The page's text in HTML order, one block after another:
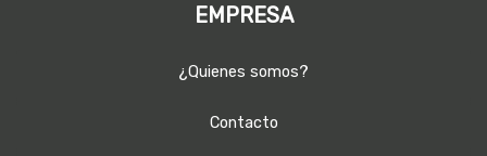
EMPRESA
¿Quienes somos?
Contacto